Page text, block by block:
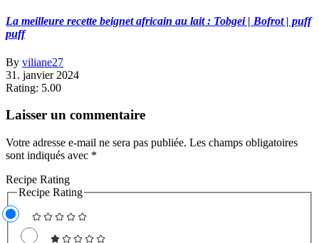
La meilleure recette beignet africain au lait : Tobgei | Bofrot | puff
puff
By viliane27
31. janvier 2024
Rating: 5.00
Laisser un commentaire
Votre adresse e-mail ne sera pas publiée. Les champs obligatoires
sont indiqués avec *
Recipe Rating
Recipe Rating